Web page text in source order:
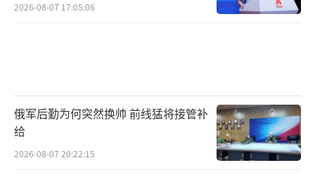
相比之下，E-7是在新一代波音737-700客
择“平衡木”布局的T型天线，并配备了先进的
有源相控阵雷达，对空中目标的探测距离超过6
00公里，能够同时指挥24架战斗机作战。但受
2026-08-07 17:05:06
俄军后勤为何突然换帅 前线猛将接管补
给
2026-08-07 20:22:15